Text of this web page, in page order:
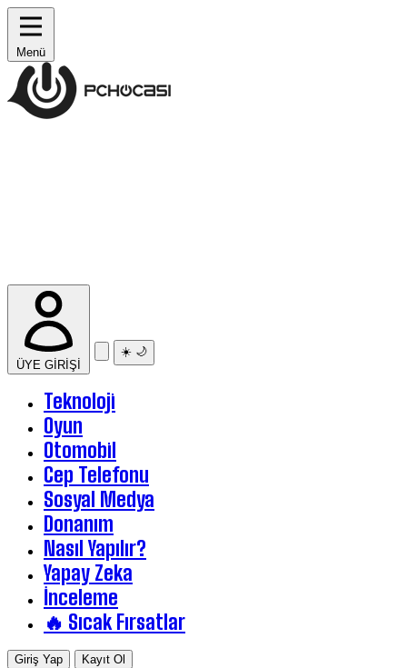
Menü
ÜYE GİRİŞİ
☀️ 🌙
Teknoloji
Oyun
Otomobil
Cep Telefonu
Sosyal Medya
Donanım
Nasıl Yapılır?
Yapay Zeka
İnceleme
🔥 Sıcak Fırsatlar
Giriş Yap Kayıt Ol